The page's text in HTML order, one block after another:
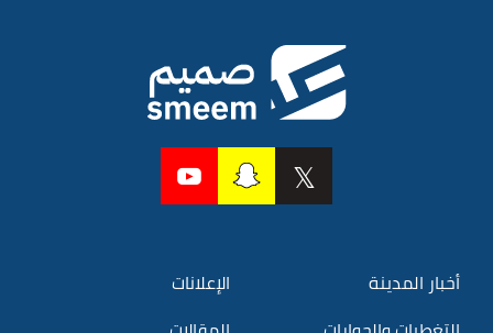
أخبار المدينة
الإعلانات